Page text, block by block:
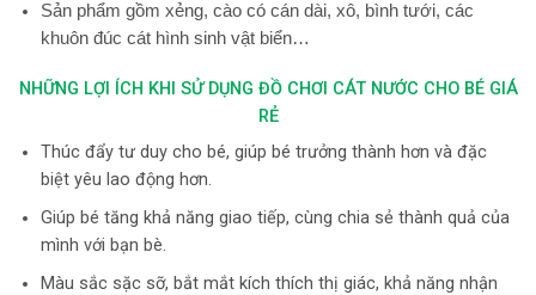
Sản phẩm gồm xẻng, cào có cán dài, xô, bình tưới, các
khuôn đúc cát hình sinh vật biển…
NHỮNG LỢI ÍCH KHI SỬ DỤNG ĐỒ CHƠI CÁT NƯỚC CHO BÉ GIÁ
RẺ
Thúc đẩy tư duy cho bé, giúp bé trưởng thành hơn và đặc
biệt yêu lao động hơn.
Giúp bé tăng khả năng giao tiếp, cùng chia sẻ thành quả của
mình với bạn bè.
Màu sắc sặc sỡ, bắt mắt kích thích thị giác, khả năng nhận